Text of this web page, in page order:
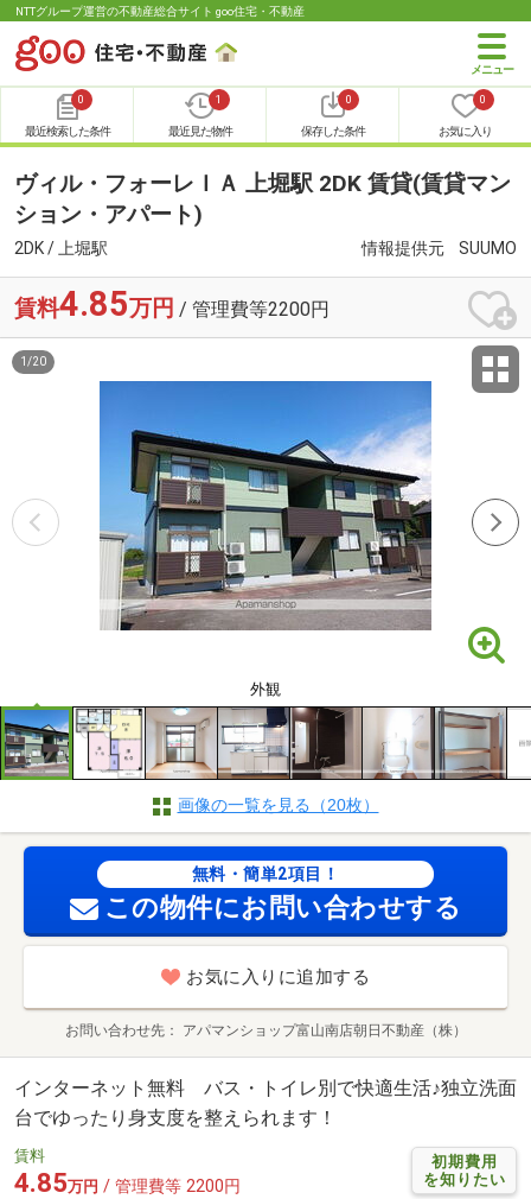
NTTグループ運営の不動産総合サイト goo住宅・不動産
0
最近検索した条件
1
最近見た物件
0
保存した条件
0
お気に入り
ヴィル・フォーレＩＡ 上堀駅 2DK 賃貸(賃貸マン
ション・アパート)
2DK / 上堀駅 情報提供元 SUUMO
賃料4.85万円 / 管理費等2200円
外観
1 /20
画像の一覧を見る（20枚）
無料・簡単2項目！
この物件にお問い合わせする
お気に入りに追加する
お問い合わせ先 アパマンショップ富山南店朝日不動産（株）
インターネット無料 バス・トイレ別で快適生活♪独立洗面
台でゆったり身支度を整えられます！
初期費用
を知りたい
賃料
4.85万円 / 管理費等 2200円